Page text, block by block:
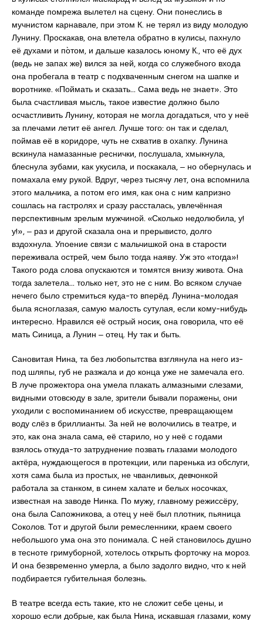
команде помрежа вылетел на сцену. Они понеслись в
мучнистом карнавале, при этом К. не терял из виду молодую
Лунину. Проскакав, она влетела обратно в кулисы, пахнуло
её духами и по̀том, и дальше казалось юному К., что её дух
(ведь не запах же) вился за ней, когда со служебного входа
она пробегала в театр с подхваченным снегом на шапке и
воротнике. «Поймать и сказать… Сама ведь не знает». Это
была счастливая мысль, такое известие должно было
осчастливить Лунину, которая не могла догадаться, что у неё
за плечами летит её ангел. Лучше того: он так и сделал,
поймав её в коридоре, чуть не схватив в охапку. Лунина
вскинула намазанные реснички, послушала, хмыкнула,
блеснула зубами, как укусила, и поскакала, ‒ но обернулась и
помахала ему рукой. Вдруг, через тысячу лет, она вспомнила
этого мальчика, а потом его имя, как она с ним капризно
сошлась на гастролях и сразу рассталась, увлечённая
перспективным зрелым мужчиной. «Сколько недолюбила, у!
у!», ‒ раз и другой сказала она и прерывисто, долго
вздохнула. Упоение связи с мальчишкой она в старости
переживала острей, чем было тогда наяву. Уж это «тогда»!
Такого рода слова опускаются и томятся внизу живота. Она
тогда залетела… только нет, это не с ним. Во всяком случае
нечего было стремиться куда-то вперёд. Лунина-молодая
была ясноглазая, самую малость сутулая, если кому-нибудь
интересно. Нравился её острый носик, она говорила, что её
мать Синица, а Лунин ‒ отец. Ну так и быть.
Сановитая Нина, та без любопытства взглянула на него из-
под шляпы, губ не разжала и до конца уже не замечала его.
В луче прожектора она умела плакать алмазными слезами,
видными отовсюду в зале, зрители бывали поражены, они
уходили с воспоминанием об искусстве, превращающем
воду слёз в бриллианты. За ней не волочились в театре, и
это, как она знала сама, её старило, но у неё с годами
взялось откуда-то затруднение позвать глазами молодого
актёра, нуждающегося в протекции, или паренька из обслуги,
хотя сама была из простых, не чванливых, девчонкой
работала за станком, в синем халате и белых носочках,
известная на заводе Нинка. По мужу, главному режиссёру,
она была Сапожникова, а отец у неё был плотник, пьяница
Соколов. Тот и другой были ремесленники, краем своего
небольшого ума она это понимала. С ней становилось душно
в тесноте гримуборной, хотелось открыть форточку на мороз.
И она безвременно умерла, а было задолго видно, что к ней
подбирается губительная болезнь.
В театре всегда есть такие, кто не сложит себе цены, и
хорошо если добрые, как была Нина, искавшая глазами, кому